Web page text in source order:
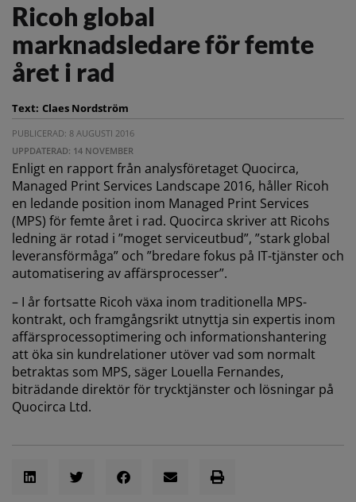
Ricoh global
marknadsledare för femte
året i rad
Text: Claes Nordström
PUBLICERAD: 8 AUGUSTI 2016
UPPDATERAD: 14 NOVEMBER
Enligt en rapport från analysföretaget Quocirca,
Managed Print Services Landscape 2016, håller Ricoh
en ledande position inom Managed Print Services
(MPS) för femte året i rad. Quocirca skriver att Ricohs
ledning är rotad i ”moget serviceutbud”, ”stark global
leveransförmåga” och ”bredare fokus på IT-tjänster och
automatisering av affärsprocesser”.
– I år fortsatte Ricoh växa inom traditionella MPS-
kontrakt, och framgångsrikt utnyttja sin expertis inom
affärsprocessoptimering och informationshantering
att öka sin kundrelationer utöver vad som normalt
betraktas som MPS, säger Louella Fernandes,
biträdande direktör för trycktjänster och lösningar på
Quocirca Ltd.